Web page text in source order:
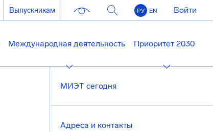
Выпускникам РУ EN Войти
Международная деятельность Приоритет 2030
МИЭТ сегодня
Адреса и контакты